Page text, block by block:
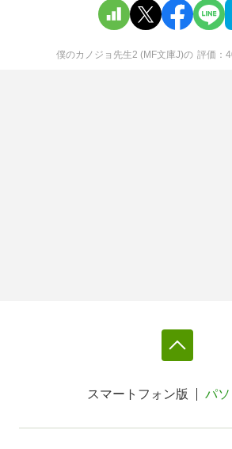
僕のカノジョ先生2 (MF文庫J)の 評価
スマートフォン版 パ